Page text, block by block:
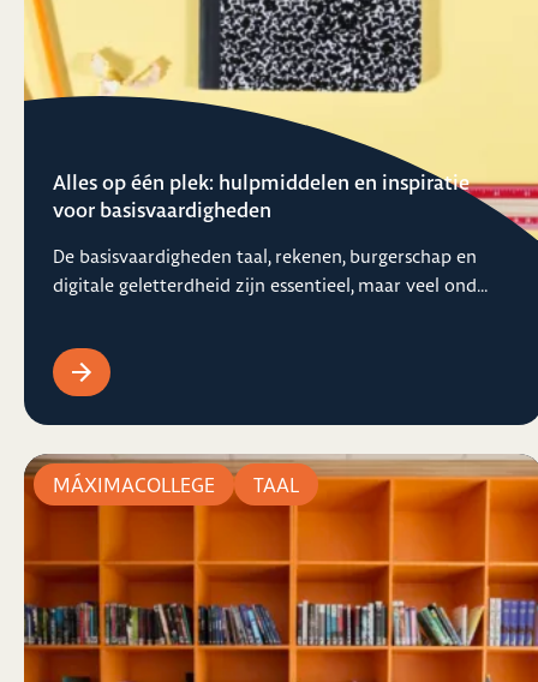
Alles op één plek: hulpmiddelen en inspiratie
voor basisvaardigheden
De basisvaardigheden taal, rekenen, burgerschap en
digitale geletterdheid zijn essentieel, maar veel ond...
MÁXIMACOLLEGE TAAL